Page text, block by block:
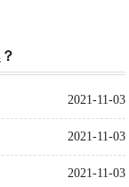
2021-11-03
2021-11-03
2021-11-03